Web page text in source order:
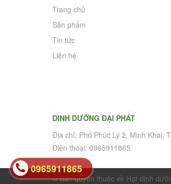
Trang chủ
Sản phẩm
Tin tức
Liên hệ
DINH DƯỠNG ĐẠI PHÁT
Địa chỉ: Phố Phúc Lý 2, Minh Khai,
Điện thoại: 0965911865
© Bản quyền thuộc về Hạt dinh
0965911865